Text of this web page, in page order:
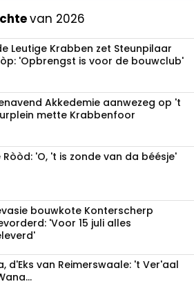
van 2026
Leutige Krabben zet Steunpilaar
'Opbrengst is voor de bouwclub'
Akkedemie aanwezeg op 't
mette Krabbenfoor
Ròòd: 'O, 't is zonde van da béésje'
bouwkote Konterscherp
'Voor 15 juli alles
d'Eks van Reimerswaale: 't Ver'aal